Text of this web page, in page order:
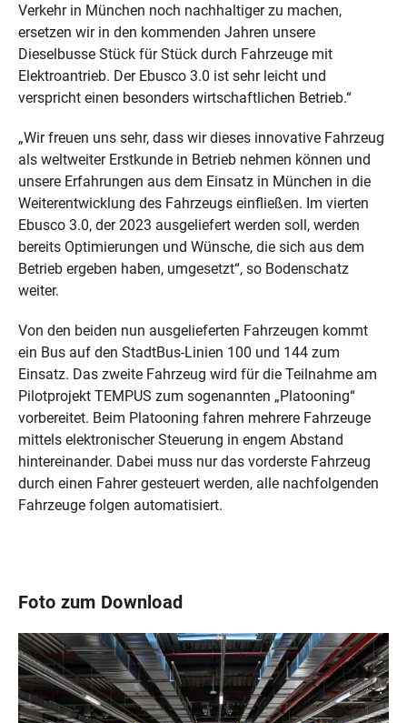
Verkehr in München noch nachhaltiger zu machen,
ersetzen wir in den kommenden Jahren unsere
Dieselbusse Stück für Stück durch Fahrzeuge mit
Elektroantrieb. Der Ebusco 3.0 ist sehr leicht und
verspricht einen besonders wirtschaftlichen Betrieb.“
„Wir freuen uns sehr, dass wir dieses innovative Fahrzeug
als weltweiter Erstkunde in Betrieb nehmen können und
unsere Erfahrungen aus dem Einsatz in München in die
Weiterentwicklung des Fahrzeugs einfließen. Im vierten
Ebusco 3.0, der 2023 ausgeliefert werden soll, werden
bereits Optimierungen und Wünsche, die sich aus dem
Betrieb ergeben haben, umgesetzt“, so Bodenschatz
weiter.
Von den beiden nun ausgelieferten Fahrzeugen kommt
ein Bus auf den StadtBus-Linien 100 und 144 zum
Einsatz. Das zweite Fahrzeug wird für die Teilnahme am
Pilotprojekt TEMPUS zum sogenannten „Platooning“
vorbereitet. Beim Platooning fahren mehrere Fahrzeuge
mittels elektronischer Steuerung in engem Abstand
hintereinander. Dabei muss nur das vorderste Fahrzeug
durch einen Fahrer gesteuert werden, alle nachfolgenden
Fahrzeuge folgen automatisiert.
Foto zum Download